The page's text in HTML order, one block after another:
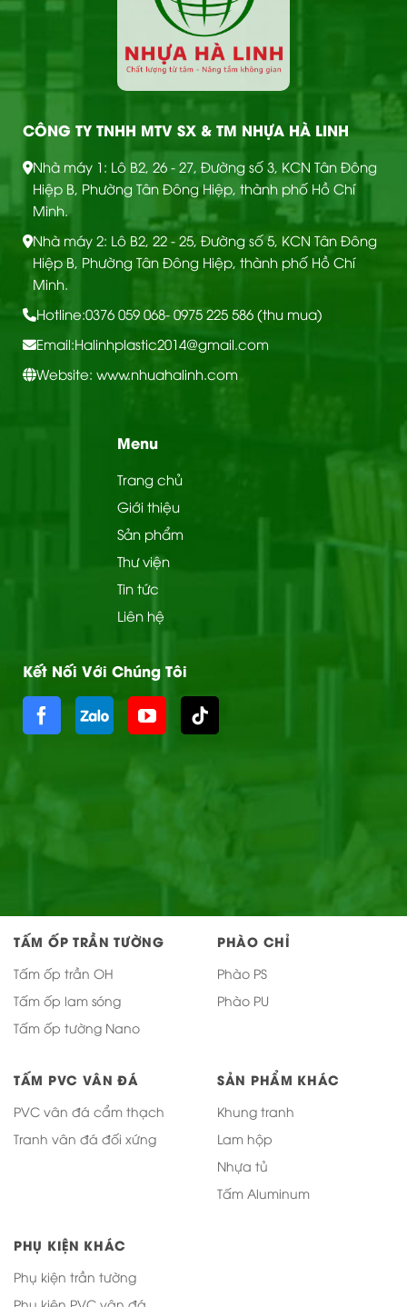
CÔNG TY TNHH MTV SX & TM NHỰA HÀ LINH
Nhà máy 1: Lô B2, 26 - 27, Đường số 3, KCN Tân Đông
Hiệp B, Phường Tân Đông Hiệp, thành phố Hồ Chí
Minh.
Nhà máy 2: Lô B2, 22 - 25, Đường số 5, KCN Tân Đông
Hiệp B, Phường Tân Đông Hiệp, thành phố Hồ Chí
Minh.
Hotline:0376 059 068- 0975 225 586 (thu mua)
Email:Halinhplastic2014@gmail.com
Website: www.nhuahalinh.com
Menu
Trang chủ
Giới thiệu
Sản phẩm
Thư viện
Tin tức
Liên hệ
Kết Nối Với Chúng Tôi
TẤM ỐP TRẦN TƯỜNG
Tấm ốp trần OH
Tấm ốp lam sóng
Tấm ốp tường Nano
PHÀO CHỈ
Phào PS
Phào PU
TẤM PVC VÂN ĐÁ
PVC vân đá cẩm thạch
Tranh vân đá đối xứng
SẢN PHẨM KHÁC
Khung tranh
Lam hộp
Nhựa tủ
Tấm Aluminum
PHỤ KIỆN KHÁC
Phụ kiện trần tường
Phụ kiện PVC vân đá